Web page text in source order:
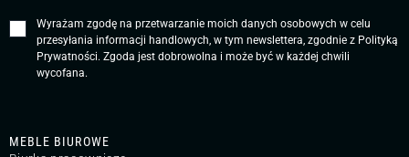
MEBLE BIUROWE
Wyrażam zgodę na przetwarzanie moich danych osobowych w celu
przesyłania informacji handlowych, w tym newslettera, zgodnie z Polityką
Prywatności. Zgoda jest dobrowolna i może być w każdej chwili
wycofana.